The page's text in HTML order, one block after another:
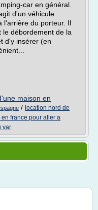
car en général.
d'un véhicule
l'arrière du porteur. Il
le débordement de la
d'y insérer (en
maison en
/ location nord de
en france pour aller a
var